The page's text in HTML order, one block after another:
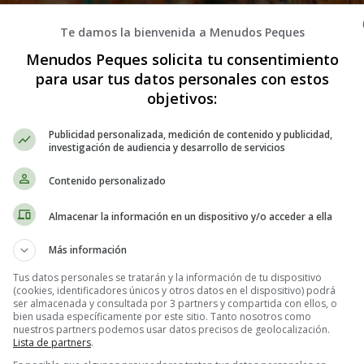
que el
comienza a mostrar su verdadero rostro. Las hojas
de transición en el que la naturaleza se prepara para el
los recuerdos afloran en la memoria y los sentimientos se
este mes y la manera en que nos invita a contemplar la belleza
Te damos la bienvenida a Menudos Peques
Menudos Peques solicita tu consentimiento
para usar tus datos personales con estos
objetivos:
Publicidad personalizada, medición de contenido y publicidad,
investigación de audiencia y desarrollo de servicios
Contenido personalizado
Almacenar la información en un dispositivo y/o acceder a ella
Más información
Tus datos personales se tratarán y la información de tu dispositivo
(cookies, identificadores únicos y otros datos en el dispositivo) podrá
ser almacenada y consultada por 3 partners y compartida con ellos, o
bien usada específicamente por este sitio. Tanto nosotros como
nuestros partners podemos usar datos precisos de geolocalización.
Lista de partners.